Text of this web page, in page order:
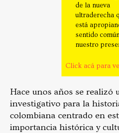
de la nueva
ultraderecha
está
sentido
nuestro
Click acá para
Hace unos años se realizó
investigativo para la
colombiana centrado en
importancia histórica y